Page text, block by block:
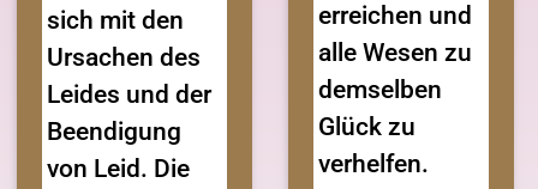
sich mit den
Ursachen des
Leides und der
Beendigung
von Leid. Die
erreichen und
alle Wesen zu
demselben
Glück zu
verhelfen.